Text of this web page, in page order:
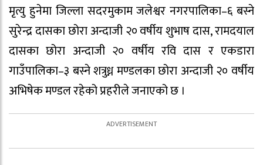
मृत्यु हुनेमा जिल्ला सदरमुकाम जलेश्वर नगरपालिका–६ बस्ने
सुरेन्द्र दासका छोरा अन्दाजी २० वर्षीय शुभाष दास, रामदयाल
दासका छोरा अन्दाजी २० वर्षीय रवि दास र एकडारा
गाउँपालिका–३ बस्ने शत्रुध्न मण्डलका छोरा अन्दाजी २० वर्षीय
अभिषेक मण्डल रहेको प्रहरीले जनाएको छ ।